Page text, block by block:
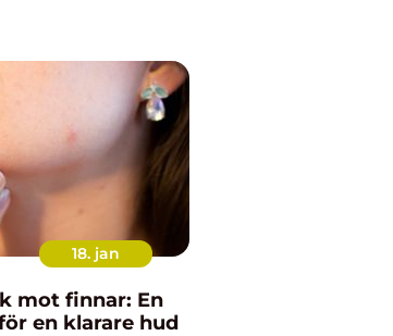
18. jan
mot finnar: En
en klarare hud